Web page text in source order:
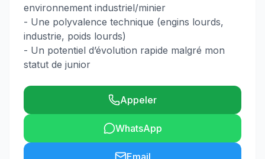
environnement industriel/minier
- Une polyvalence technique (engins lourds,
industrie, poids lourds)
- Un potentiel d’évolution rapide malgré mon
statut de junior
Appeler
WhatsApp
Email